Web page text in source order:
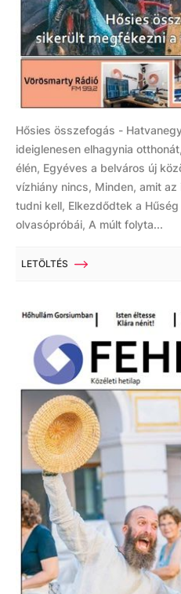
Hősies összefogás -
ideiglenesen elhagynia
élén, Egyéves a belváros új
vízhiány nincs, Minden, amit
tudni kell, Elkezdődtek a
olvasópróbái, A múlt folyta...
LETÖLTÉS